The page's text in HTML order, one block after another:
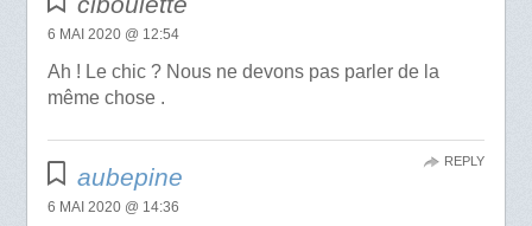
6 MAI 2020 @ 12:54
Ah ! Le chic ? Nous ne devons pas parler de la
même chose .
aubepine
6 MAI 2020 @ 14:36
REPLY